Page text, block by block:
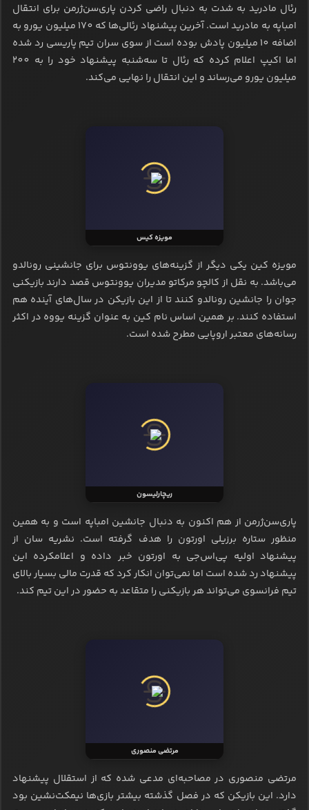
رئال مادرید به شدت به دنبال راضی کردن پاری‌سن‌ژرمن برای انتقال
امباپه به مادرید است. آخرین پیشنهاد رئالی‌ها که 170 میلیون یورو به
اضافه 10 میلیون پادش بوده است از سوی سران تیم پاریسی رد شده
اما اکیپ اعلام کرده که رئال تا سه‌شنبه پیشنهاد خود را به 200
میلیون یورو می‌رساند و این انتقال را نهایی می‌کند.
مویزه کیس
مویزه کین یکی دیگر از گزینه‌های یوونتوس برای جانشینی رونالدو
می‌باشد. به نقل از کالچو مرکاتو مدیران یوونتوس قصد دارند بازیکنی
جوان را جانشین رونالدو کنند تا از این بازیکن در سال‌های آینده هم
استفاده کنند. بر همین اساس نام کین به عنوان گزینه یووه در اکثر
رسانه‌های معتبر اروپایی مطرح شده است.
ریچارلیسون
پاری‌سن‌ژرمن از هم اکنون به دنبال جانشین امباپه است و به همین
منظور ستاره برزیلی اورتون را هدف گرفته است. نشریه سان از
پیشنهاد اولیه پی‌اس‌جی به اورتون خبر داده و اعلامکرده این
پیشنهاد رد شده است اما نمی‌توان انکار کرد که قدرت مالی بسیار بالای
تیم فرانسوی می‌تواند هر بازیکنی را متقاعد به حضور در این تیم کند.
مرتضی منصوری
مرتضی منصوری در مصاحبه‌ای مدعی شده که از استقلال پیشنهاد
دارد. این بازیکن که در فصل گذشته بیشتر بازی‌ها نیمکت‌نشین بود